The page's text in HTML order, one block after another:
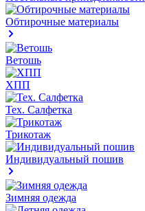
Обтирочные материалы
Ветошь
ХПП
Тех. Салфетка
Трикотаж
Индивидуальный пошив
Зимняя одежда